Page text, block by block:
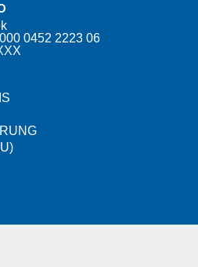
0452 2223 06